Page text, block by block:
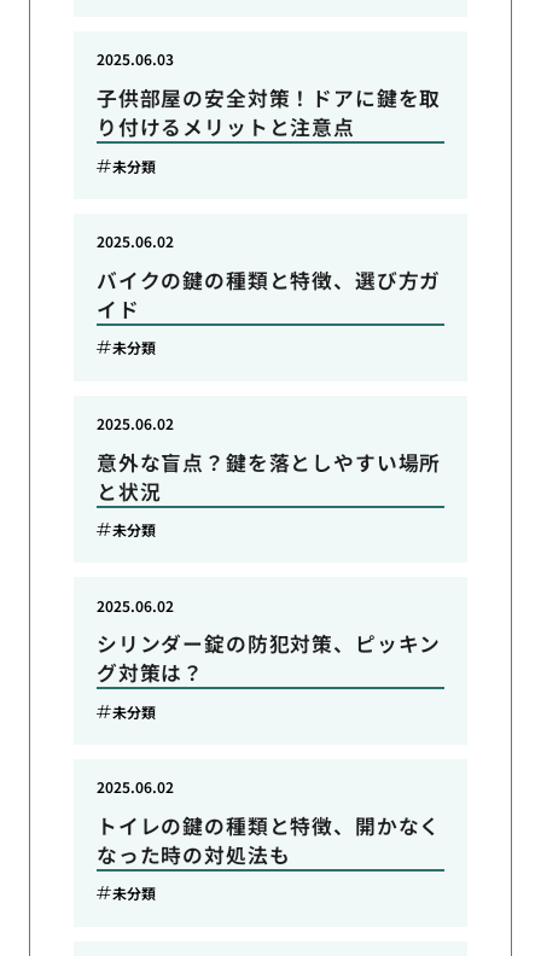
子供部屋の安全対策！ドアに鍵を取
り付けるメリットと注意点
2025.06.03
未分類
バイクの鍵の種類と特徴、選び方ガ
イド
2025.06.02
未分類
意外な盲点？鍵を落としやすい場所
と状況
2025.06.02
未分類
シリンダー錠の防犯対策、ピッキン
グ対策は？
2025.06.02
未分類
トイレの鍵の種類と特徴、開かなく
なった時の対処法も
2025.06.02
未分類